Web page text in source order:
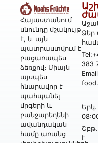
Հայաստանում
սնունդը մշակույթ
է, և այն
պատրաստվում է
բացառապես
ձեռքով։ Միայն
այսպես
հնարավոր է
պահպանել
մրգերի և
բանջարեղենի
ավանդական
համը առանց
383
Երկ․
է